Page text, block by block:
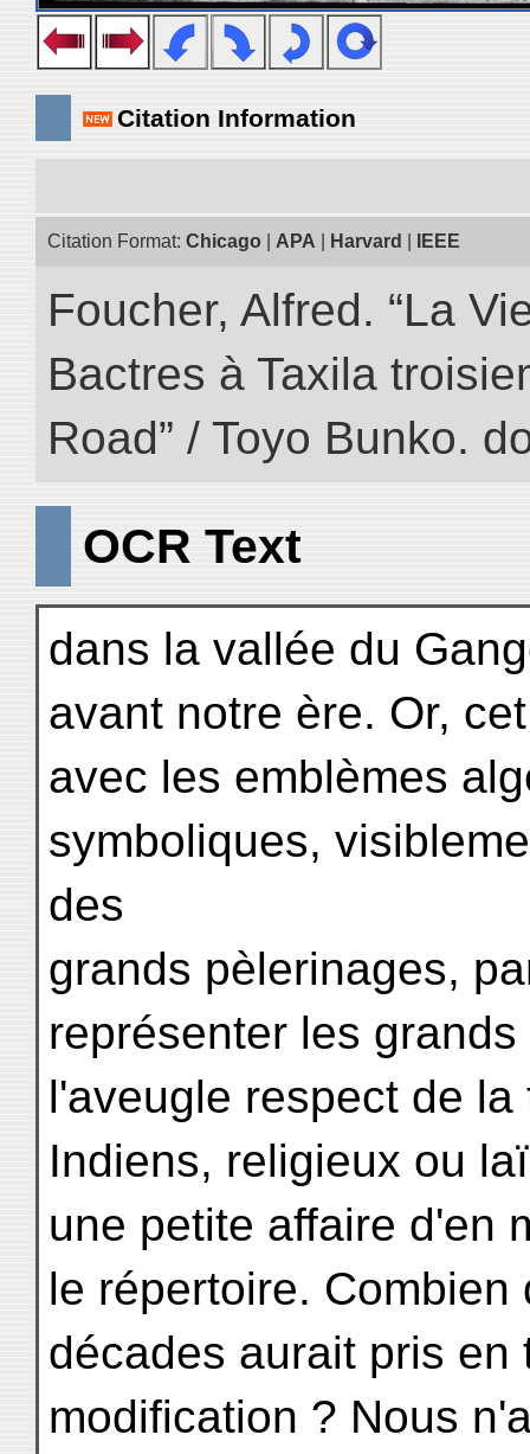
Citation Information
Citation Format: Chicago APA Harvard IEEE
Foucher, Alfred. “La
Bactres à Taxila
Road” / Toyo Bunko.
OCR Text
dans la vallée du
avant notre ère. Or,
avec les emblèmes
symboliques,
des
grands pèlerinages,
représenter les
l'aveugle respect de
Indiens, religieux ou
une petite affaire d'en
le répertoire.
décades aurait pris en
modification ? Nous